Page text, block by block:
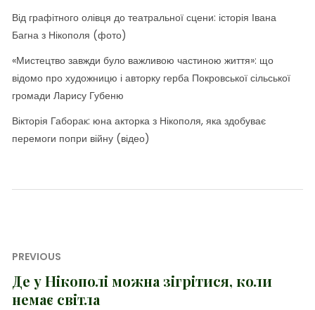
Від графітного олівця до театральної сцени: історія Івана
Багна з Нікополя (фото)
«Мистецтво завжди було важливою частиною життя»: що
відомо про художницю і авторку герба Покровської сільської
громади Ларису Губеню
Вікторія Габорак: юна акторка з Нікополя, яка здобуває
перемоги попри війну (відео)
Навігація
записів
PREVIOUS
Previous
post:
Де у Нікополі можна зігрітися, коли
немає світла